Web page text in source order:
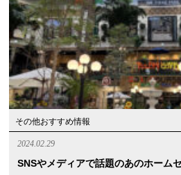
その他おすすめ情報
2024.02.29
SNSやメディアで話題のあのホーム